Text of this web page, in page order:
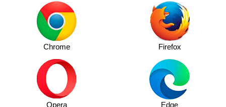
Chrome Firefox
Opera Edge